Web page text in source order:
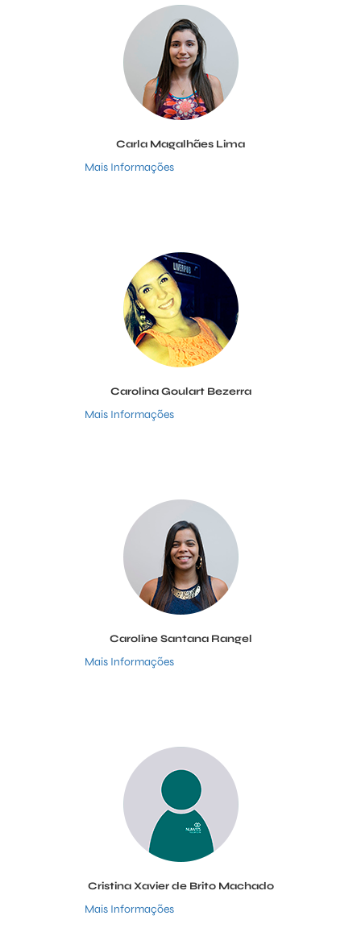
Carla Magalhães Lima
Mais Informações
Carolina Goulart Bezerra
Mais Informações
Caroline Santana Rangel
Mais Informações
Cristina Xavier de Brito Machado
Mais Informações